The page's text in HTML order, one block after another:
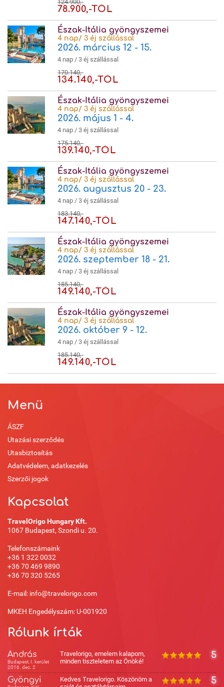
124.900,-
78.900,-TÓL
Észak-Itália gyöngyszemei
4 nap/ 3 éj szállással
2026. március 12 - 15.
4 nap / 3 éj szállással
170.140,-
134.140,-TÓL
Észak-Itália gyöngyszemei
4 nap/ 3 éj szállással
2026. május 1 - 4.
4 nap / 3 éj szállással
175.140,-
139.140,-TÓL
Észak-Itália gyöngyszemei
4 nap/ 3 éj szállással
2026. augusztus 20 - 23.
4 nap / 3 éj szállással
183.140,-
147.140,-TÓL
Észak-Itália gyöngyszemei
4 nap/ 3 éj szállással
2026. szeptember 18 - 21.
4 nap / 3 éj szállással
185.140,-
149.140,-TÓL
Észak-Itália gyöngyszemei
4 nap/ 3 éj szállással
2026. október 9 - 12.
4 nap / 3 éj szállással
185.140,-
149.140,-TÓL
Menü
ÁSZF
Utazási szerződés
Utasbiztosítás
Adatvédelem, adatkezelés
Szerzői jogok
Kapcsolat
TravelOrigo Hungary Kft.
1067 Budapest, Szondi u. 20.
Telefonszámaink
+36 1 322 0032
+36 70 469 9890
+36 70 320 5265
E-mail: info@travelorigo.com
MKEH Engedélyszám: U-001920
Rólunk írták
András
Budapest, I. kerület
2016. dec. 2
5
Travelorigo, emelem kalapom,
minden tiszteletem az Önöké!
Gyöngyi 5
Kedves Travelorigo. Köszönöm a